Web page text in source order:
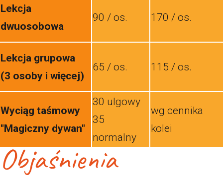
Lekcja
dwuosobowa
90 / os. 170 / os.
Lekcja grupowa
(3 osoby i więcej)
65 / os. 115 / os.
Wyciąg taśmowy
"Magiczny dywan"
30 ulgowy
35
normalny
wg cennika
kolei
Objaśnienia